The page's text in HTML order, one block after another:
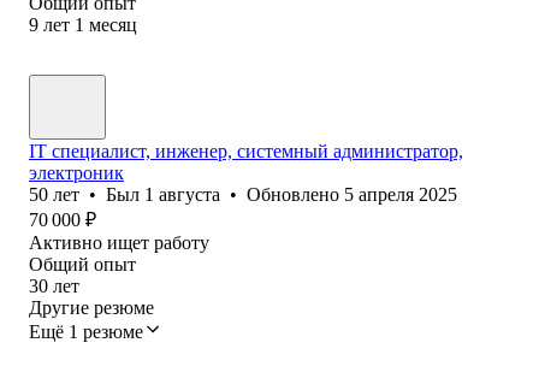
9 лет 1 месяц
IT специалист, инженер, системный администратор,
электроник
50 лет • Был 1 августа • Обновлено 5 апреля 2025
70 000 ₽
Активно ищет работу
Общий опыт
30 лет
Другие резюме
Ещё 1 резюме